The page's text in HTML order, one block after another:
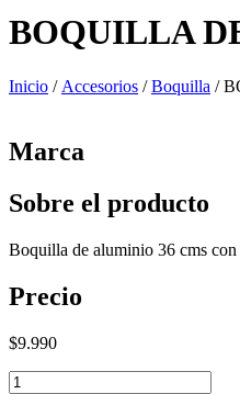
BOQUILLA
Inicio / Accesorios /Boquilla /
Marca
Sobre el producto
Boquilla de aluminio 36 cms con
Precio
$9.990
BOQUILLA